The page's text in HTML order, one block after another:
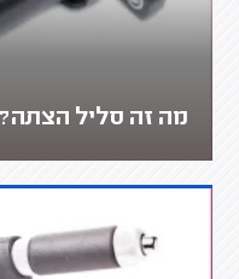
מה זה סליל הצתה?